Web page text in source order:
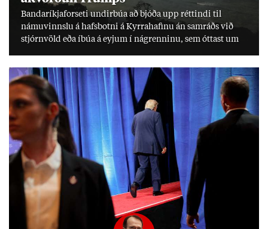
Banda­ríkja­for­seti und­ir­búa að bjóða upp rétt­indi til
námu­vinnslu á hafs­botni á Kyrra­haf­inu án sam­ráðs við
stjórn­völd eða íbúa á eyj­um í ná­grenn­inu, sem ótt­ast um